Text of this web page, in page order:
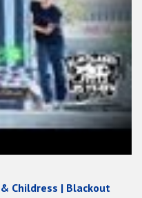
Childress | Blackout